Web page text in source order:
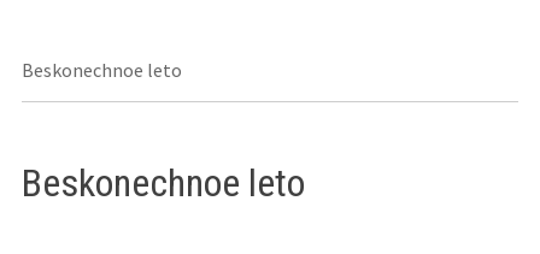
Beskonechnoe leto
Beskonechnoe leto